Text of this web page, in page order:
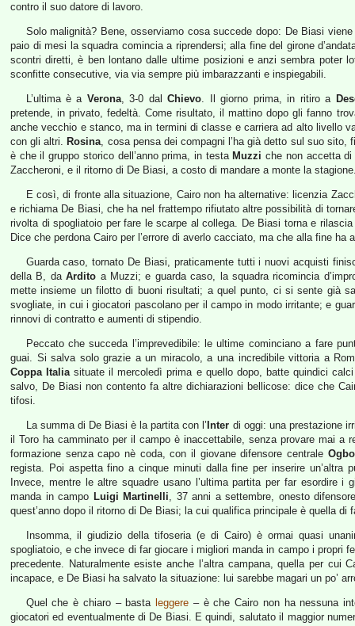
contro il suo datore di lavoro.
Solo malignità? Bene, osserviamo cosa succede dopo: De Biasi
paio di mesi la squadra comincia a riprendersi; alla fine del girone
scontri diretti, è ben lontano dalle ultime posizioni e anzi sembra poter
sconfitte consecutive, via via sempre più imbarazzanti e inspiegabili.
L’ultima è a Verona, 3-0 dalChievo. Il giorno prima, in ritiro a
pretende, in privato, fedeltà. Come risultato, il mattino dopo gli fanno
anche vecchio e stanco, ma in termini di classe e carriera ad alto livello
con gli altri. Rosina, cosa pensa dei compagni l’ha già detto sul suo sito,
è che il gruppo storico dell’anno prima, in testa Muzzi che non accetta
Zaccheroni, e il ritorno di De Biasi, a costo di mandare a monte la
E così, di fronte alla situazione, Cairo non ha alternative: licenzia
e richiama De Biasi, che ha nel frattempo rifiutato altre possibilità di
rivolta di spogliatoio per fare le scarpe al collega. De Biasi torna e
Dice che perdona Cairo per l’errore di averlo cacciato, ma che alla fine ha
Guarda caso, tornato De Biasi, praticamente tutti i nuovi acquisti
della B, daArdito a Muzzi; e guarda caso, la squadra ricomincia
mette insieme un filotto di buoni risultati; a quel punto, ci si sente già
svogliate, in cui i giocatori pascolano per il campo in modo irritante; e
rinnovi di contratto e aumenti di stipendio.
Peccato che succeda l’imprevedibile: le ultime cominciano a fare
guai. Si salva solo grazie a un miracolo, a una incredibile vittoria a
Coppa Italiasituate il mercoledì prima e quello dopo, batte quindici
salvo, De Biasi non contento fa altre dichiarazioni bellicose: dice che
tifosi.
La summa di De Biasi è la partita con l’ Inter di oggi: una prestazione
il Toro ha camminato per il campo è inaccettabile, senza provare mai a
formazione senza capo nè coda, con il giovane difensore centrale
regista. Poi aspetta fino a cinque minuti dalla fine per inserire un’altra
Invece, mentre le altre squadre usano l’ultima partita per far esordire
manda in campo Luigi Martinelli, 37 anni a settembre, onesto
quest’anno dopo il ritorno di De Biasi; la cui qualifica principale è quella di
Insomma, il giudizio della tifoseria (e di Cairo) è ormai quasi
spogliatoio, e che invece di far giocare i migliori manda in campo i propri
precedente. Naturalmente esiste anche l’altra campana, quella per cui
incapace, e De Biasi ha salvato la situazione: lui sarebbe magari un po’
Quel che è chiaro – basta leggere – è che Cairo non ha nessuna
giocatori ed eventualmente di De Biasi. E quindi, salutato il maggior